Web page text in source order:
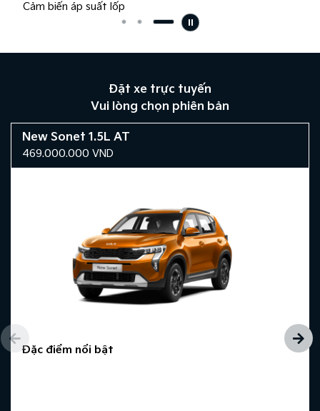
Cảm biến áp suất lốp
Đặt xe trực tuyến
Vui lòng chọn phiên bản
New Sonet 1.5L AT
469.000.000 VND
Đặc điểm nổi bật